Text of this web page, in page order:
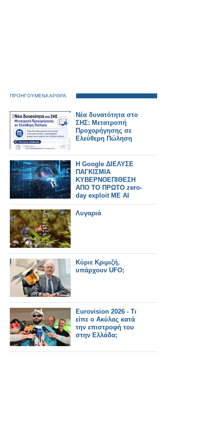
ΠΡΟΗΓΟΥΜΕΝΑ ΑΡΘΡΑ
Νέα δυνατότητα στο
ΣΗΣ: Μετατροπή
Προχορήγησης σε
Ελεύθερη Πώληση
Η Google ΔΙΕΛΥΣΕ
ΠΑΓΚΙΣΜΙΑ
ΚΥΒΕΡΝΟΕΠΙΘΕΣΗ
ΑΠΟ ΤΟ ΠΡΩΤΟ zero-
day exploit ΜΕ AI
Λυγαριά
Κύριε Κριμιζή,
υπάρχουν UFO;
Eurovision 2026 - Τι
είπε ο Ακύλας κατά
την επιστροφή του
στην Ελλάδα;